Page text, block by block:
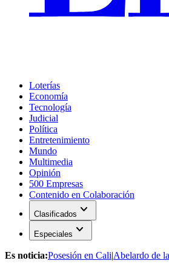
Loterías
Economía
Tecnología
Judicial
Política
Entretenimiento
Mundo
Multimedia
Opinión
500 Empresas
Contenido en Colaboración
Clasificados expand_more
Especiales expand_more
Es noticia:Posesión en Cali|Abelardo de